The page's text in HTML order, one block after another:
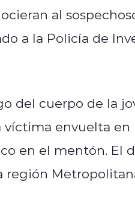
al
a la Policía de
del cuerpo de la
envuelta en
en el mentón. El
región